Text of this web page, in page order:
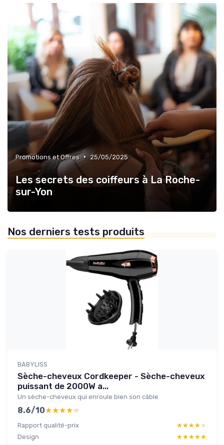
Promotions et Offres • 25/05/2025
Les secrets des coiffeurs à La Roche-
sur-Yon
Nos derniers tests produits
BABYLISS
Sèche-cheveux Cordkeeper - Sèche-cheveux
puissant de 2000W a...
Un sèche-cheveux qui enroule bien son câble
8.6/10★★★★★
★★★★★
Rapport qualité-prix ★★★★★
★★★★★
Design
★★★★★
★★★★★